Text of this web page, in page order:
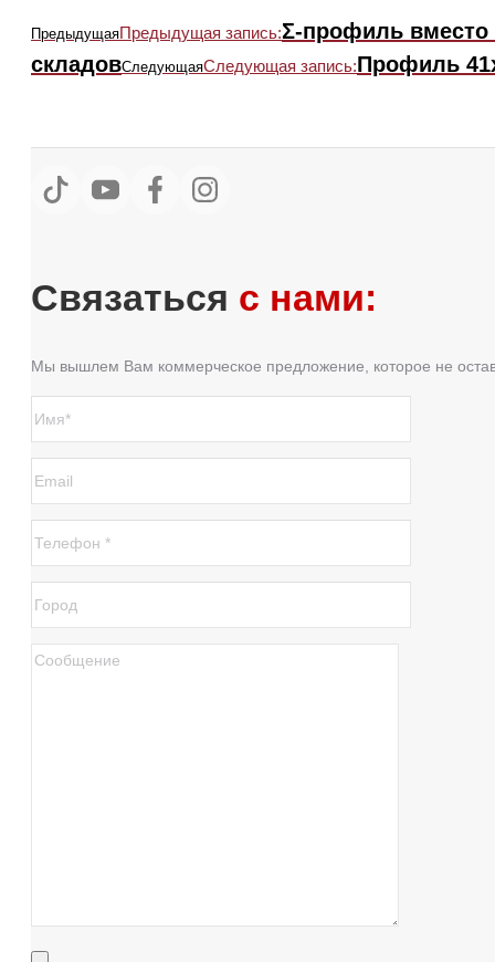
ПредыдущаяПредыдущая запись:Σ-профиль вместо
складовСледующаяСледующая запись:Профиль
Связаться с нами:
Мы вышлем Вам коммерческое предложение, которое не